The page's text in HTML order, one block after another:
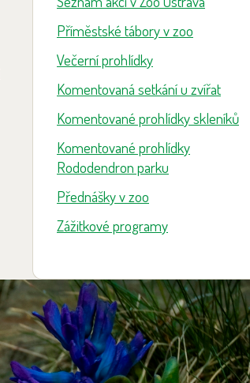
Příměstské tábory v zoo
Večerní prohlídky
Komentovaná setkání u zvířat
Komentované prohlídky skleníků
Komentované prohlídky
Rododendron parku
Přednášky v zoo
Zážitkové programy